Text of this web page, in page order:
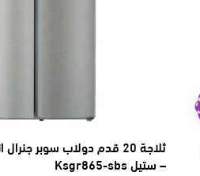
ثلاجة 20 قدم دولاب سوبر
– ستيل Ksgr865-sbs